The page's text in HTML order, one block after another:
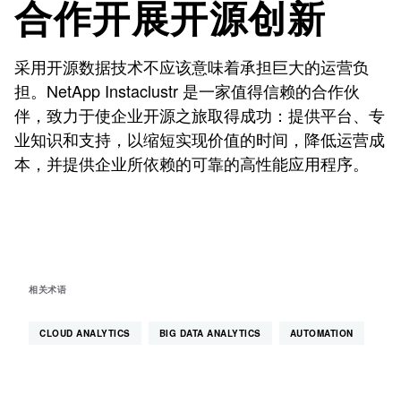
合作开展开源创新
采用开源数据技术不应该意味着承担巨大的运营负
担。NetApp Instaclustr 是一家值得信赖的合作伙
伴，致力于使企业开源之旅取得成功：提供平台、专
业知识和支持，以缩短实现价值的时间，降低运营成
本，并提供企业所依赖的可靠的高性能应用程序。
相关术语
CLOUD ANALYTICS BIG DATA ANALYTICS AUTOMATION